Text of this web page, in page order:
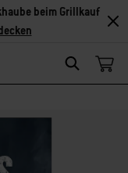
Search
beim Grillkauf